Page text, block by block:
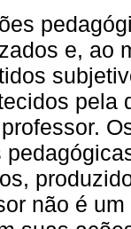
e, ao
pela
não é